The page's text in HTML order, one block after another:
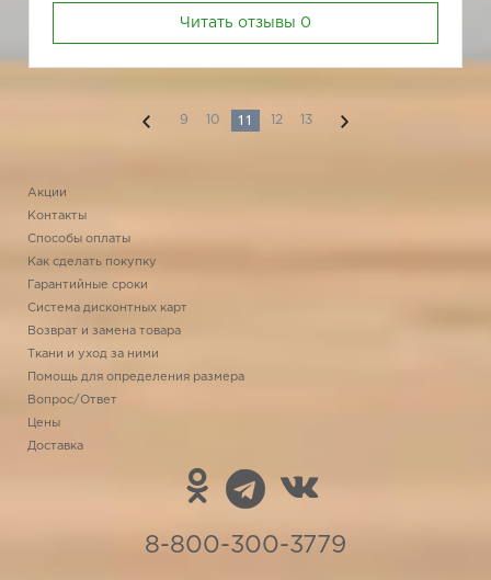
Читать отзывы 0
9 10 11 12 13
Акции
Контакты
Способы оплаты
Как сделать покупку
Гарантийные сроки
Система дисконтных карт
Возврат и замена товара
Ткани и уход за ними
Помощь для определения размера
Вопрос/Ответ
Цены
Доставка
8-800-300-3779